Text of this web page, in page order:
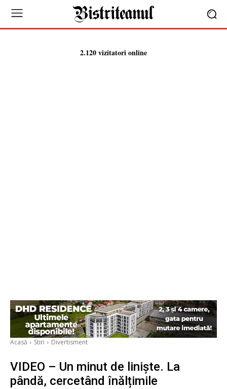
2.120 vizitatori online
Acasă Stiri Divertisment
VIDEO – Un minut de liniște. La
pândă, cercetând înălțimile